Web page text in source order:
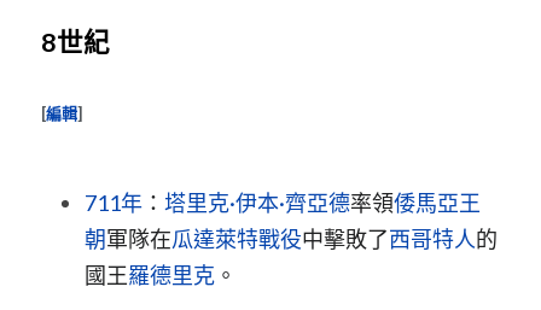
8世紀
[編輯]
711年 ： 塔里克·伊本·齊亞德率領倭馬亞王
朝軍隊在瓜達萊特戰役中擊敗了西哥特人的
國王羅德里克 。